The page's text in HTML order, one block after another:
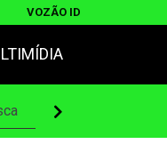
VOZÃO ID